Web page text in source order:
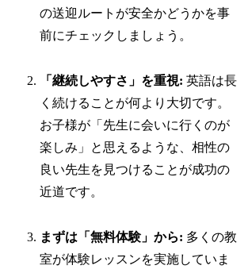
の送迎ルートが安全かどうかを事
前にチェックしましょう。
「継続しやすさ」を重視: 英語は長
く続けることが何より大切です。
お子様が「先生に会いに行くのが
楽しみ」と思えるような、相性の
良い先生を見つけることが成功の
近道です。
まずは「無料体験」から: 多くの教
室が体験レッスンを実施していま